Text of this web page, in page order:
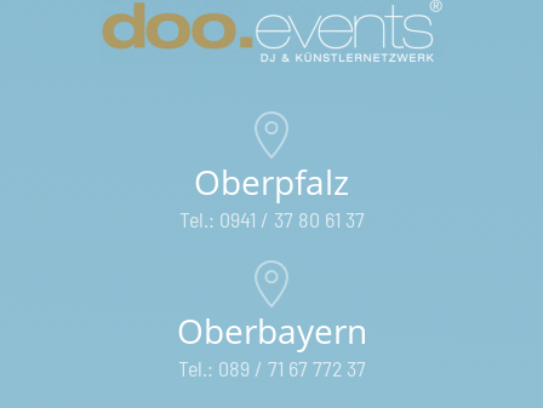
Oberpfalz
Tel.: 0941 / 37 80 61 37
Oberbayern
Tel.: 089 / 71 67 772 37